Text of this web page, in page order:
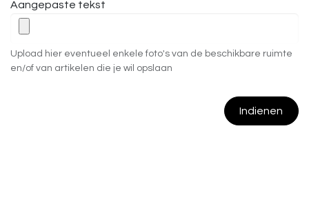
Aangepaste tekst
Upload hier eventueel enkele foto's van de beschikbare ruimte
en/of van artikelen die je wil opslaan
Indienen